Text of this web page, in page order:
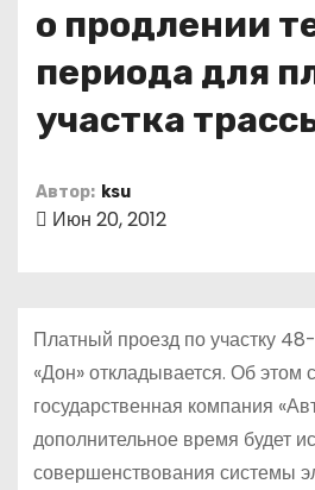
о продлении
периода для
участка
Автор: ksu
Июн 20, 2012
Платный проезд по участку
«Дон» откладывается. Об этом
государственная компания
дополнительное время будет
совершенствования системы